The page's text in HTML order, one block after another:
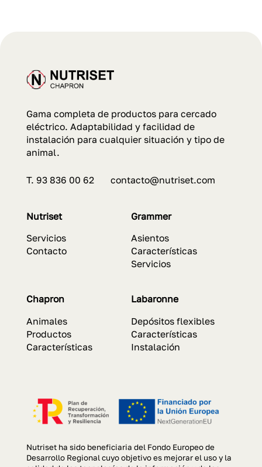
Gama completa de productos para cercado
eléctrico. Adaptabilidad y facilidad de
instalación para cualquier situación y tipo de
animal.
T. 93 836 00 62 contacto@nutriset.com
Nutriset
Servicios
Contacto
Grammer
Asientos
Características
Servicios
Chapron
Animales
Productos
Características
Labaronne
Depósitos flexibles
Características
Instalación
Nutriset ha sido beneficiaria del Fondo Europeo de
Desarrollo Regional cuyo objetivo es mejorar el uso y la